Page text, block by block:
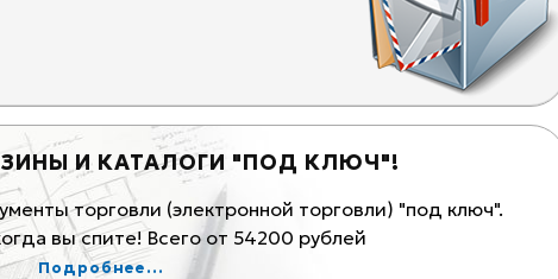
И КАТАЛОГИ "ПОД КЛЮЧ"!
торговли (электронной торговли) "под ключ".
вы спите! Всего от 54200 рублей
Подробнее...